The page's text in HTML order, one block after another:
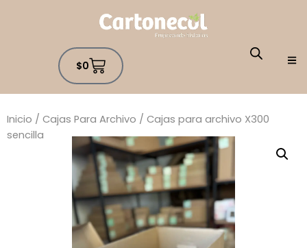
$0
Inicio / Cajas Para Archivo / Cajas para archivo X300
sencilla